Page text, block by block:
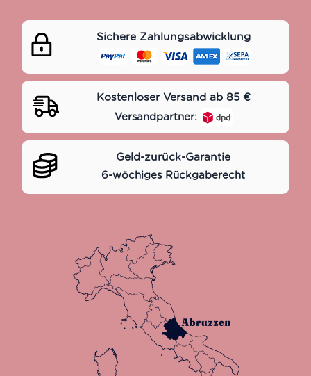
Sichere Zahlungsabwicklung
Kostenloser Versand ab 85 €
Versandpartner:
Geld-zurück-Garantie
6-wöchiges Rückgaberecht